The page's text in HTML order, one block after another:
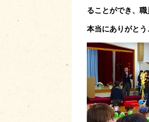
るこ とができ、
本当にありがと